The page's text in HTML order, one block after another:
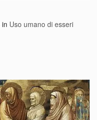
in Uso umano di esseri